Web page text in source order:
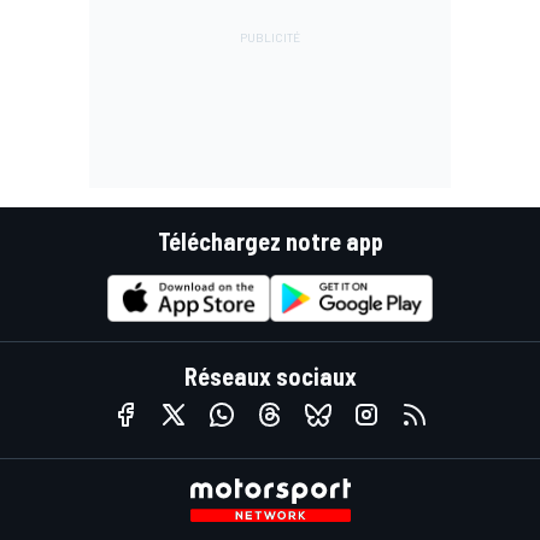
Téléchargez notre app
Réseaux sociaux